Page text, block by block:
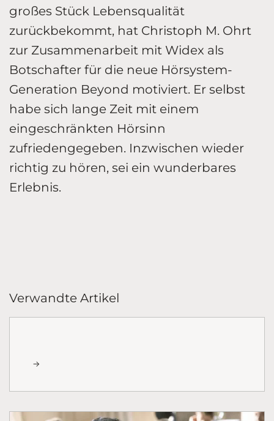
großes Stück Lebensqualität
zurückbekommt, hat Christoph M. Ohrt
zur Zusammenarbeit mit Widex als
Botschafter für die neue Hörsystem-
Generation Beyond motiviert. Er selbst
habe sich lange Zeit mit einem
eingeschränkten Hörsinn
zufriedengegeben. Inzwischen wieder
richtig zu hören, sei ein wunderbares
Erlebnis.
Verwandte Artikel